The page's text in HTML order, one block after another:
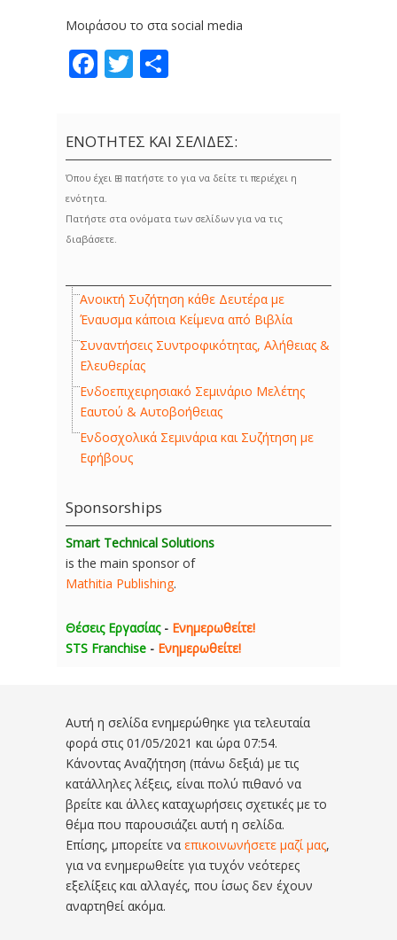
Μοιράσου το στα social media
Facebook
Twitter
ΕΝΟΤΗΤΕΣ ΚΑΙ ΣΕΛΙΔΕΣ:
Όπου έχει ⊞ πατήστε το για να δείτε τι περιέχει η
ενότητα.
Πατήστε στα ονόματα των σελίδων για να τις
διαβάσετε.
Ανοικτή Συζήτηση κάθε Δευτέρα με
Έναυσμα κάποια Κείμενα από Βιβλία
Συναντήσεις Συντροφικότητας, Αλήθειας &
Ελευθερίας
Ενδοεπιχειρησιακό Σεμινάριο Μελέτης
Εαυτού & Αυτοβοήθειας
Ενδοσχολικά Σεμινάρια και Συζήτηση με
Εφήβους
Sponsorships
Smart Technical Solutions
is the main sponsor of
Mathitia Publishing.
Θέσεις Εργασίας - Ενημερωθείτε!
STS Franchise - Ενημερωθείτε!
Αυτή η σελίδα ενημερώθηκε για τελευταία
φορά στις 01/05/2021 και ώρα 07:54.
Κάνοντας Αναζήτηση (πάνω δεξιά) με τις
κατάλληλες λέξεις, είναι πολύ πιθανό να
βρείτε και άλλες καταχωρήσεις σχετικές με το
θέμα που παρουσιάζει αυτή η σελίδα.
Επίσης, μπορείτε να επικοινωνήσετε μαζί μας,
για να ενημερωθείτε για τυχόν νεότερες
εξελίξεις και αλλαγές, που ίσως δεν έχουν
αναρτηθεί ακόμα.